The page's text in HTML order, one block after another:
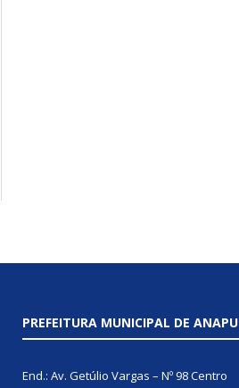
PREFEITURA MUNICIPAL DE ANAPU
End.: Av. Getúlio Vargas – Nº 98 Centro